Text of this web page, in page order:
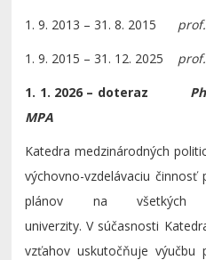
1. 9. 2013 – 31. 8. 2015
1. 9. 2015 – 31. 12. 2025
1. 1. 2026 – doteraz
MPA
Katedra medzinárodných
výchovno-vzdelávaciu činnosť
plánov na všetkých
univerzity. V súčasnosti
vzťahov uskutočňuje výučbu